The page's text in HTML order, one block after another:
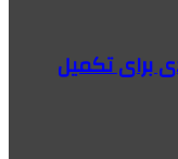
برای تکمیل